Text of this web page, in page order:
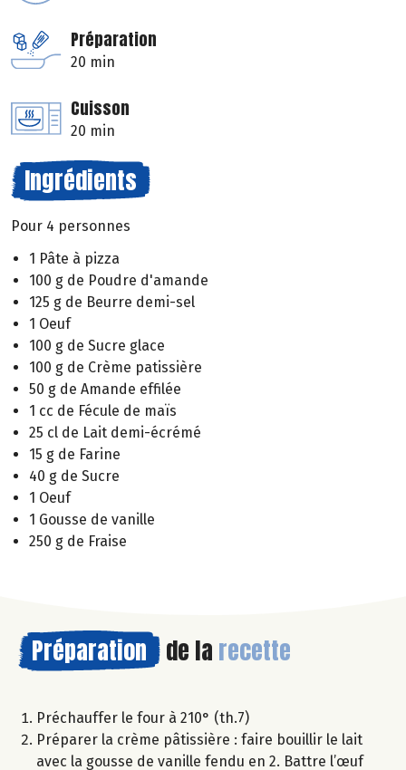
Préparation
20 min
Cuisson
20 min
Ingrédients
Pour 4 personnes
1 Pâte à pizza
100 g de Poudre d'amande
125 g de Beurre demi-sel
1 Oeuf
100 g de Sucre glace
100 g de Crème patissière
50 g de Amande effilée
1 cc de Fécule de maïs
25 cl de Lait demi-écrémé
15 g de Farine
40 g de Sucre
1 Oeuf
1 Gousse de vanille
250 g de Fraise
Préparation de la recette
Préchauffer le four à 210° (th.7)
Préparer la crème pâtissière : faire bouillir le lait
avec la gousse de vanille fendu en 2. Battre l’œuf